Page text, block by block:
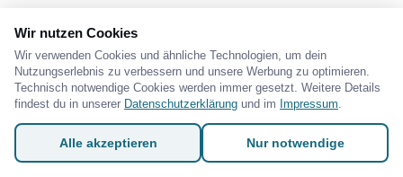
dem Unternehmensalltag
Beispiel 1: Onboarding neuer Mitarbeiter
Problem:Neue Mitarbeiter brauchen 3 Monate bis sie produktiv
sind. Die Einarbeitung ist unstrukturiert, jede Abteilung macht es
Wir nutzen Cookies
Wir verwenden Cookies und ähnliche Technologien, um dein
Nutzungserlebnis zu verbessern und unsere Werbung zu optimieren.
Technisch notwendige Cookies werden immer gesetzt. Weitere Details
findest du in unserer Datenschutzerklärung und im Impressum.
Alle akzeptieren Nur notwendige